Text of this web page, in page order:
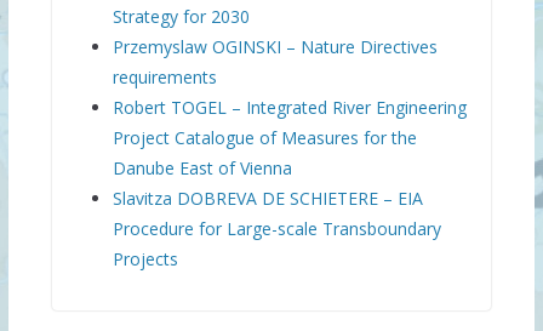
Strategy for 2030
Przemyslaw OGINSKI – Nature Directives
requirements
Robert TOGEL – Integrated River Engineering
Project Catalogue of Measures for the
Danube East of Vienna
Slavitza DOBREVA DE SCHIETERE – EIA
Procedure for Large-scale Transboundary
Projects